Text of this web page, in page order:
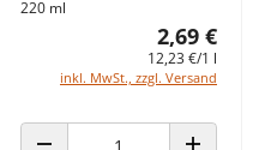
220 ml
2,69 €
12,23 €/1 l
inkl. MwSt., zzgl. Versand